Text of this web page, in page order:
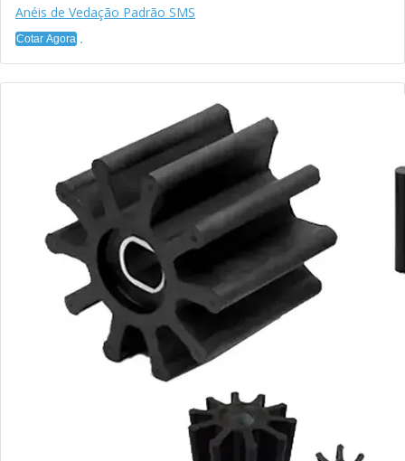
Anéis de Vedação Padrão SMS
Cotar Agora